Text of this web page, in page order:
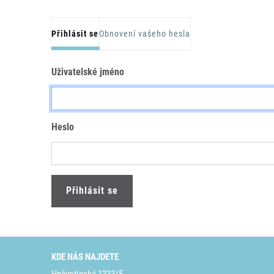
Hlavní záložky
Přihlásit seObnovení vašeho hesla
Uživatelské jméno
Heslo
KDE NÁS NAJDETE